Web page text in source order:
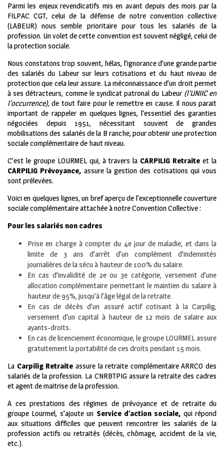
Parmi les enjeux revendicatifs mis en avant depuis des mois par la
FILPAC CGT, celui de la défense de notre convention collective
(LABEUR) nous semble prioritaire pour tous les salariés de la
profession. Un volet de cette convention est souvent négligé, celui de
la protection sociale.
Nous constatons trop souvent, hélas, l’ignorance d’une grande partie
des salariés du Labeur sur leurs cotisations et du haut niveau de
protection que cela leur assure. La méconnaissance d’un droit permet
à ses détracteurs, comme le syndicat patronal du Labeur (l’UNIIC en
l’occurrence),de tout faire pour le remettre en cause. Il nous parait
important de rappeler en quelques lignes, l’essentiel des garanties
négociées depuis 1951, nécessitant souvent de grandes
mobilisations des salariés de la B ranche, pour obtenir une protection
sociale complémentaire de haut niveau.
C’est le groupe LOURMEL qui, à travers la CARPILIG Retraiteet la
CARPILIG Prévoyance, assure la gestion des cotisations qui vous
sont prélevées.
Voici en quelques lignes, un bref aperçu de l’exceptionnelle couverture
sociale complémentaire attachée à notre Convention Collective :
Pour les salariés non cadres
Prise en charge à compter du 4e jour de maladie, et dans la
limite de 3 ans d’arrêt d’un complément d’indemnités
journalières de la sécu à hauteur de 100% du salaire.
En cas d’invalidité de 2e ou 3e catégorie, versement d’une
allocation complémentaire permettant le maintien du salaire à
hauteur de 95%, jusqu’à l’âge légal de la retraite.
En cas de décès d’un assuré actif cotisant à la Carpilig,
versement d’un capital à hauteur de 12 mois de salaire aux
ayants-droits.
En cas de licenciement économique, le groupe LOURMEL assure
gratuitement la portabilité de ces droits pendant 15 mois.
La Carpilig Retraite assure la retraite complémentaire ARRCO des
salariés de la profession. La CNRBTPIG assure la retraite des cadres
et agent de maitrise de la profession.
A ces prestations des régimes de prévoyance et de retraite du
groupe Lourmel, s’ajoute un Service d’action sociale, qui répond
aux situations difficiles que peuvent rencontrer les salariés de la
profession actifs ou retraités (décès, chômage, accident de la vie,
etc.).